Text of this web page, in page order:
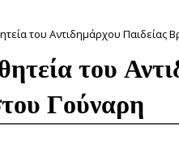
του Αντιδημάρχου Παιδείας
του
Γούναρη